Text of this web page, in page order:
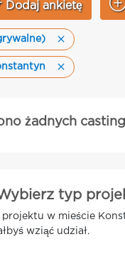
Dodaj ankietę
żadnych
typ
w mieście
wziąć udział.